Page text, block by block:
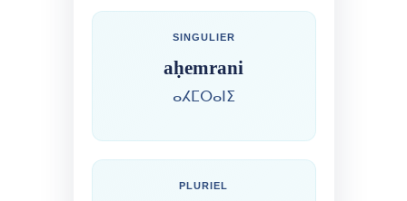
SINGULIER
aḥemrani
ⴰⵃⵎⵔⴰⵏⵉ
PLURIEL